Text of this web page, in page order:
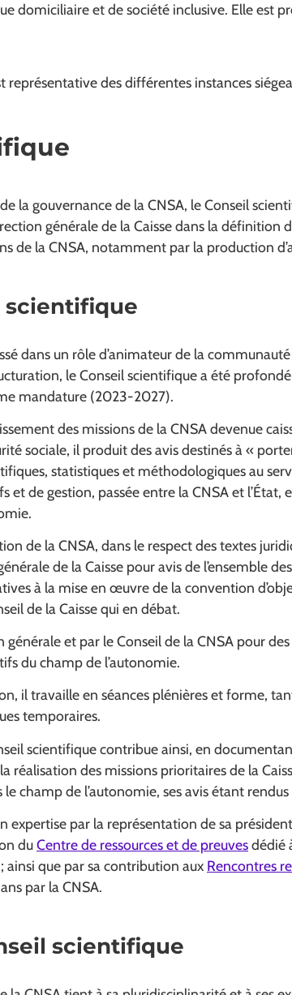
domiciliaire et de société inclusive. Elle est
des différentes instances
la gouvernance de la CNSA, le Conseil
générale de la Caisse dans la définition
de la CNSA, notamment par la production
scientifique
dans un rôle d’animateur de la
le Conseil scientifique a été
mandature (2023-2027).
des missions de la CNSA devenue
sociale, il produit des avis destinés à «
statistiques et méthodologiques au
de gestion, passée entre la CNSA et l’État,
de la CNSA, dans le respect des textes
de la Caisse pour avis de l’ensemble
à la mise en œuvre de la convention
de la Caisse qui en débat.
et par le Conseil de la CNSA pour
du champ de l’autonomie.
il travaille en séances plénières et forme,
temporaires.
scientifique contribue ainsi, en
réalisation des missions prioritaires de la
champ de l’autonomie, ses avis étant rendus
expertise par la représentation de sa
duCentre de ressources et de preuvesdédié
ainsi que par sa contribution aux Rencontres
par la CNSA.
scientifique